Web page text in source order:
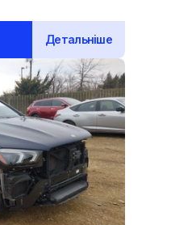
Детальніше